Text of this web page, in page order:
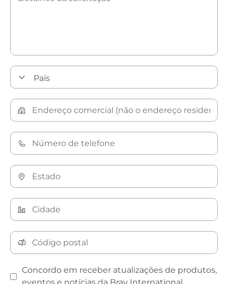
Concordo em receber atualizações de produtos,